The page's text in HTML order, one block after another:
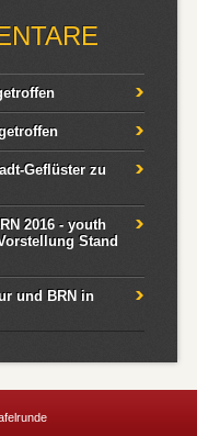
Geflüsterzu
2016 - youth
Stand
und BRN in